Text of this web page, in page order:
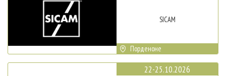
SICAM
Порденоне
22-25.10.2026